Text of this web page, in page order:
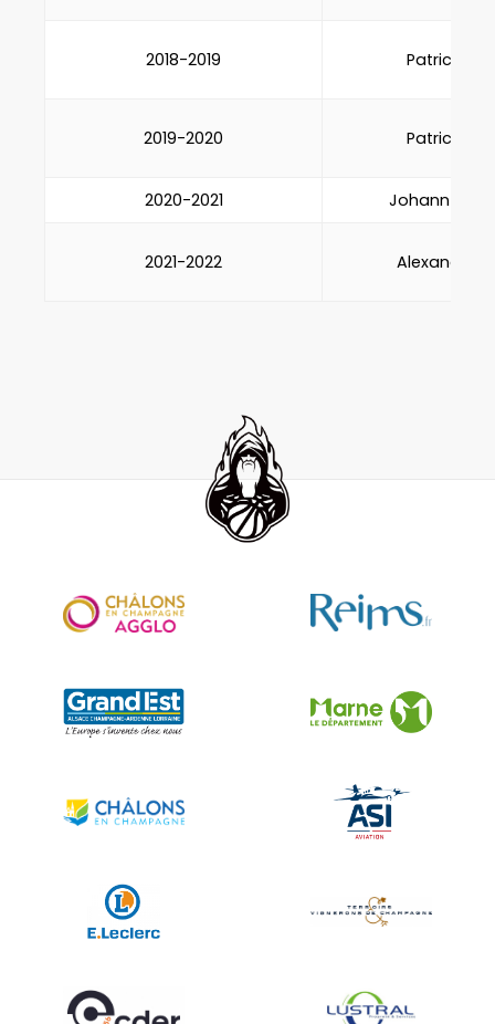
2018-2019 Patrick
2019-2020 Patrick
2020-2021 Johann
2021-2022 Alexandre